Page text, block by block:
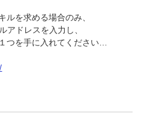
ルを求める場合のみ、
アドレスを入力し、
つを手に入れてください…